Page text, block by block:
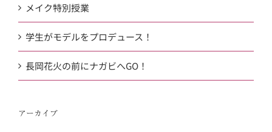
メイク特別授業
学生がモデルをプロデュース！
長岡花火の前にナガビへGO！
アーカイブ